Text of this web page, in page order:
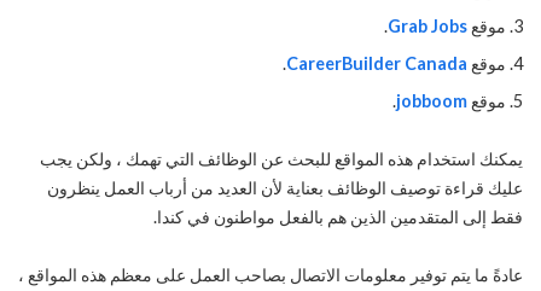
موقع Grab Jobs
.
موقع CareerBuilder Canada
.
موقع jobboom
.
يمكنك استخدام هذه المواقع للبحث عن الوظائف التي تهمك ، ولكن يجب
عليك قراءة توصيف الوظائف بعناية لأن العديد من أرباب العمل ينظرون
فقط إلى المتقدمين الذين هم بالفعل مواطنون في كندا.
عادةً ما يتم توفير معلومات الاتصال بصاحب العمل على معظم هذه المواقع ،